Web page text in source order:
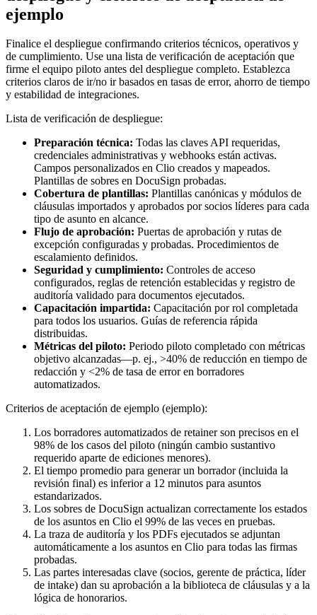
ejemplo
Finalice el despliegue confirmando criterios técnicos, operativos y
de cumplimiento. Use una lista de verificación de aceptación que
firme el equipo piloto antes del despliegue completo. Establezca
criterios claros de ir/no ir basados en tasas de error, ahorro de tiempo
y estabilidad de integraciones.
Lista de verificación de despliegue:
Preparación técnica: Todas las claves API requeridas,
credenciales administrativas y webhooks están activas.
Campos personalizados en Clio creados y mapeados.
Plantillas de sobres en DocuSign probadas.
Cobertura de plantillas: Plantillas canónicas y módulos de
cláusulas importados y aprobados por socios líderes para cada
tipo de asunto en alcance.
Flujo de aprobación: Puertas de aprobación y rutas de
excepción configuradas y probadas. Procedimientos de
escalamiento definidos.
Seguridad y cumplimiento: Controles de acceso
configurados, reglas de retención establecidas y registro de
auditoría validado para documentos ejecutados.
Capacitación impartida: Capacitación por rol completada
para todos los usuarios. Guías de referencia rápida
distribuidas.
Métricas del piloto: Periodo piloto completado con métricas
objetivo alcanzadas—p. ej., >40% de reducción en tiempo de
redacción y <2% de tasa de error en borradores
automatizados.
Criterios de aceptación de ejemplo (ejemplo):
Los borradores automatizados de retainer son precisos en el
98% de los casos del piloto (ningún cambio sustantivo
requerido aparte de ediciones menores).
El tiempo promedio para generar un borrador (incluida la
revisión final) es inferior a 12 minutos para asuntos
estandarizados.
Los sobres de DocuSign actualizan correctamente los estados
de los asuntos en Clio el 99% de las veces en pruebas.
La traza de auditoría y los PDFs ejecutados se adjuntan
automáticamente a los asuntos en Clio para todas las firmas
probadas.
Las partes interesadas clave (socios, gerente de práctica, líder
de intake) dan su aprobación a la biblioteca de cláusulas y a la
lógica de honorarios.